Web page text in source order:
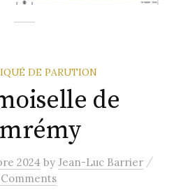
DE PARUTION
de
2024 by Jean-Luc Barrier /